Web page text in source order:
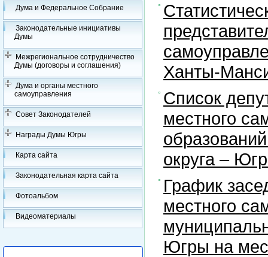
Дума и Федеральное Собрание
Законодательные инициативы
Думы
Межрегиональное сотрудничество
Думы (договоры и соглашения)
Дума и органы местного
самоуправления
Совет Законодателей
Награды Думы Югры
Карта сайта
Законодательная карта сайта
Фотоальбом
Видеоматериалы
Ханты-
Список
местного
округа –
График
местного
Югры на